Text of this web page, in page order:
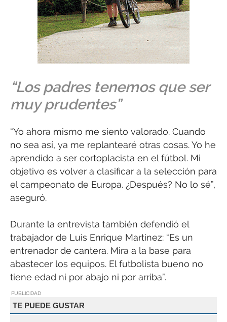
“Los padres tenemos que ser
muy prudentes”
“Yo ahora mismo me siento valorado. Cuando
no sea así, ya me replantearé otras cosas. Yo he
aprendido a ser cortoplacista en el fútbol. Mi
objetivo es volver a clasificar a la selección para
el campeonato de Europa. ¿Después? No lo sé”,
aseguró.
Durante la entrevista también defendió el
trabajador de Luis Enrique Martínez: “Es un
entrenador de cantera. Mira a la base para
abastecer los equipos. El futbolista bueno no
tiene edad ni por abajo ni por arriba”.
PUBLICIDAD
TE PUEDE GUSTAR